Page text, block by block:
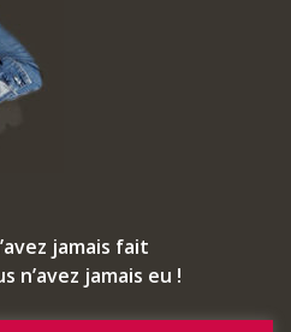
jamais fait
n’avez jamais eu !